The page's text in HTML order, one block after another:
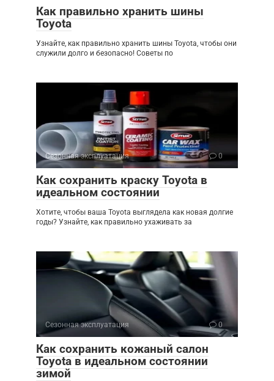
Как правильно хранить шины
Toyota
Узнайте, как правильно хранить шины Toyota, чтобы они
служили долго и безопасно! Советы по
Сезонная эксплуатация 0
Как сохранить краску Toyota в
идеальном состоянии
Хотите, чтобы ваша Toyota выглядела как новая долгие
годы? Узнайте, как правильно ухаживать за
Сезонная эксплуатация 0
Как сохранить кожаный салон
Toyota в идеальном состоянии
зимой